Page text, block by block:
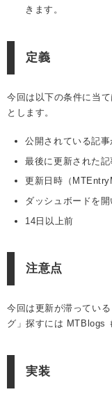
きます。
定義
今回は以下の条件に当
とします。
公開されている記
最後に更新された
更新日時（
ダッシュボードを
14日以上前
注意点
今回は更新が滞ってい
グ」探すには MTBlogs
実装